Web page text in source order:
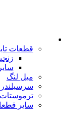
قطعات
میل لنگ
ترموستات
سایر